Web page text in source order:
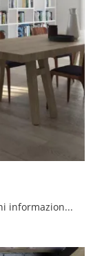
Vuoi riammodernare la zona giorno? Ottieni informazioni sulle librerie moderne componibili e arreda i tuoi spazi con il modello Alfabeto 01.